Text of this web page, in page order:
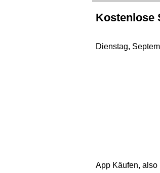
Kostenlose
Dienstag,
App Käufen, also